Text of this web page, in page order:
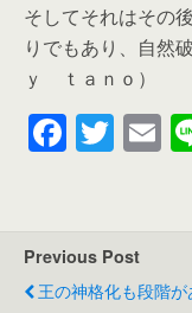
そしてそれはその
りでもあり、自然
ｙ ｔａｎｏ）
F
a
e
b
T
wi
er
E
m
Previous Post
王の神格化も段階